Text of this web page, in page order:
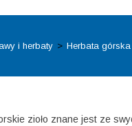
i herbaty > Herbata górska
zioło znane jest ze